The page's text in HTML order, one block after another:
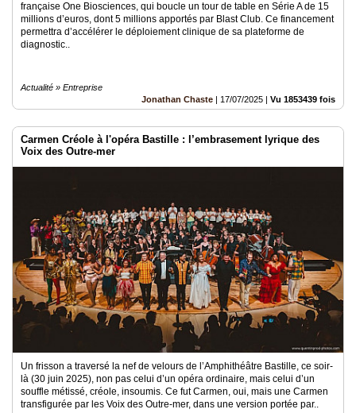
française One Biosciences, qui boucle un tour de table en Série A de 15
millions d’euros, dont 5 millions apportés par Blast Club. Ce financement
permettra d’accélérer le déploiement clinique de sa plateforme de
diagnostic..
Actualité » Entreprise
Jonathan Chaste | 17/07/2025 | Vu 1853439 fois
Carmen Créole à l'opéra Bastille : l’embrasement lyrique des
Voix des Outre-mer
Un frisson a traversé la nef de velours de l’Amphithéâtre Bastille, ce soir-
là (30 juin 2025), non pas celui d’un opéra ordinaire, mais celui d’un
souffle métissé, créole, insoumis. Ce fut Carmen, oui, mais une Carmen
transfigurée par les Voix des Outre-mer, dans une version portée par..